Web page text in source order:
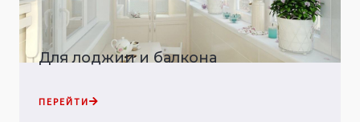
Для лоджии и балкона
ПЕРЕЙТИ